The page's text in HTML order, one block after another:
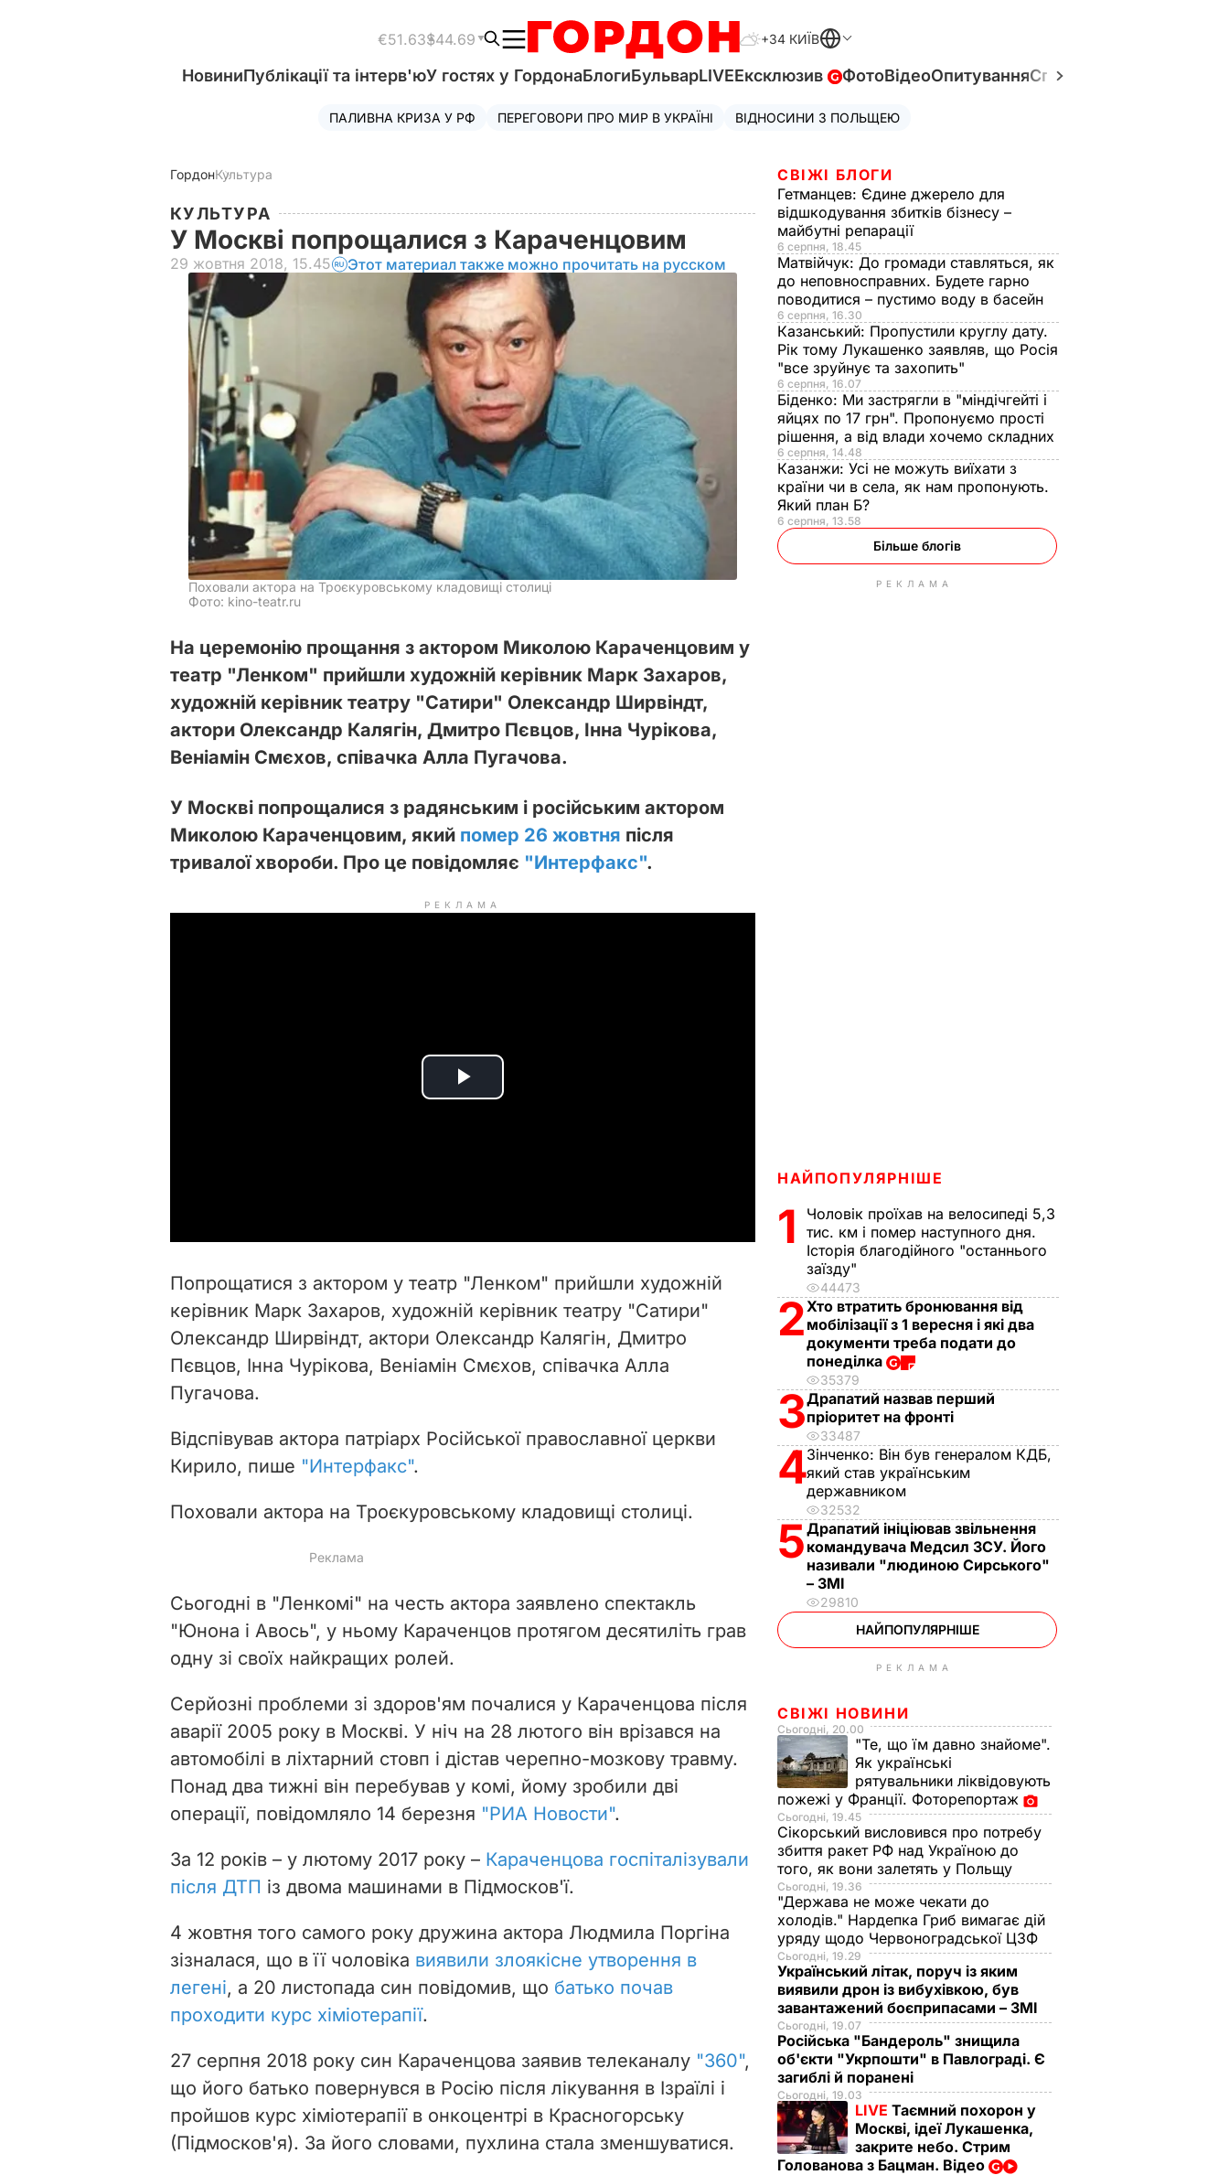
€51.63$44.69 +34 КИЇВ
НовиниПублікації та інтерв'юУ гостях у ГордонаБлогиБульварLIVEЕксклюзив ФотоВідеоОпитуванняСпецпроєкти
ПАЛИВНА КРИЗА У РФ ПЕРЕГОВОРИ ПРО МИР В УКРАЇНІ ВІДНОСИНИ З ПОЛЬЩЕЮ
ГордонКультура
КУЛЬТУРА
У Москві попрощалися з Караченцовим
29 жовтня 2018, 15.45 Этот материал также можно прочитать на русском
Поховали актора на Троєкуровському кладовищі столиці
Фото: kino-teatr.ru
На церемонію прощання з актором Миколою Караченцовим у
театр "Ленком" прийшли художній керівник Марк Захаров,
художній керівник театру "Сатири" Олександр Ширвіндт,
актори Олександр Калягін, Дмитро Пєвцов, Інна Чурікова,
Веніамін Смєхов, співачка Алла Пугачова.
У Москві попрощалися з радянським і російським актором
Миколою Караченцовим, який помер 26 жовтня після
тривалої хвороби. Про це повідомляє "Интерфакс".
РЕКЛАМА
P
i
d
o
Попрощатися з актором у театр "Ленком" прийшли художній
керівник Марк Захаров, художній керівник театру "Сатири"
Олександр Ширвіндт, актори Олександр Калягін, Дмитро
Пєвцов, Інна Чурікова, Веніамін Смєхов, співачка Алла
Пугачова.
Відспівував актора патріарх Російської православної церкви
Кирило, пише "Интерфакс".
Поховали актора на Троєкуровському кладовищі столиці.
Сьогодні в "Ленкомі" на честь актора заявлено спектакль
"Юнона і Авось", у ньому Караченцов протягом десятиліть грав
одну зі своїх найкращих ролей.
Серйозні проблеми зі здоров'ям почалися у Караченцова після
аварії 2005 року в Москві. У ніч на 28 лютого він врізався на
автомобілі в ліхтарний стовп і дістав черепно-мозкову травму.
Понад два тижні він перебував у комі, йому зробили дві
операції, повідомляло 14 березня "РИА Новости".
За 12 років – у лютому 2017 року – Караченцова госпіталізували
після ДТП із двома машинами в Підмосков'ї.
4 жовтня того самого року дружина актора Людмила Поргіна
зізналася, що в її чоловіка виявили злоякісне утворення в
легені, а 20 листопада син повідомив, що батько почав
проходити курс хіміотерапії.
27 серпня 2018 року син Караченцова заявив телеканалу "360",
що його батько повернувся в Росію після лікування в Ізраїлі і
пройшов курс хіміотерапії в онкоцентрі в Красногорську
(Підмосков'я). За його словами, пухлина стала зменшуватися.
СВІЖІ БЛОГИ
Гетманцев: Єдине джерело для
відшкодування збитків бізнесу –
майбутні репарації
6 серпня, 18.45
Матвійчук: До громади ставляться, як
до неповносправних. Будете гарно
поводитися – пустимо воду в басейн
6 серпня, 16.30
Казанський: Пропустили круглу дату.
Рік тому Лукашенко заявляв, що Росія
"все зруйнує та захопить"
6 серпня, 16.07
Біденко: Ми застрягли в "міндічгейті і
яйцях по 17 грн". Пропонуємо прості
рішення, а від влади хочемо складних
6 серпня, 14.48
Казанжи: Усі не можуть виїхати з
країни чи в села, як нам пропонують.
Який план Б?
6 серпня, 13.58
Більше блогів
РЕКЛАМА
НАЙПОПУЛЯРНІШЕ
1
Чоловік проїхав на велосипеді 5,3
тис. км і помер наступного дня.
Історія благодійного "останнього
заїзду"
44473
2Хто втратить бронювання від
мобілізації з 1 вересня і які два
документи треба подати до
понеділка
35379
3Драпатий назвав перший
пріоритет на фронті
33487
4Зінченко: Він був генералом КДБ,
який став українським
державником
32532
5Драпатий ініціював звільнення
командувача Медсил ЗСУ. Його
називали "людиною Сирського"
– ЗМІ
29810
НАЙПОПУЛЯРНІШЕ
РЕКЛАМА
СВІЖІ НОВИНИ
Сьогодні, 20.00
"Те, що їм давно знайоме".
Як українські
рятувальники ліквідовують
пожежі у Франції. Фоторепортаж
Сьогодні, 19.45
Сікорський висловився про потребу
збиття ракет РФ над Україною до
того, як вони залетять у Польщу
Сьогодні, 19.36
"Держава не може чекати до
холодів." Нардепка Гриб вимагає дій
уряду щодо Червоноградської ЦЗФ
Сьогодні, 19.29
Український літак, поруч із яким
виявили дрон із вибухівкою, був
завантажений боєприпасами – ЗМІ
Сьогодні, 19.07
Російська "Бандероль" знищила
об'єкти "Укрпошти" в Павлограді. Є
загиблі й поранені
Сьогодні, 19.03
LIVE Таємний похорон у
Москві, ідеї Лукашенка,
закрите небо. Стрим
Голованова з Бацман. Відео